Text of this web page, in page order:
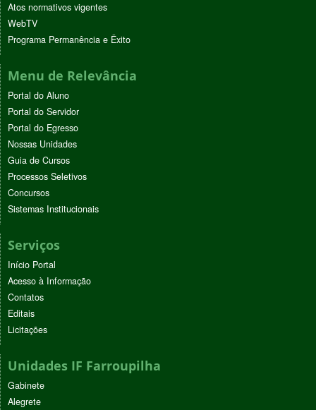
Atos normativos vigentes
WebTV
Programa Permanência e Êxito
Menu de Relevância
Portal do Aluno
Portal do Servidor
Portal do Egresso
Nossas Unidades
Guia de Cursos
Processos Seletivos
Concursos
Sistemas Institucionais
Serviços
Início Portal
Acesso à Informação
Contatos
Editais
Licitações
Unidades IF Farroupilha
Gabinete
Alegrete